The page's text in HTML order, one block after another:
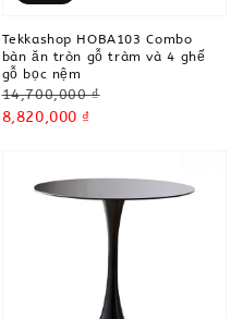
Tekkashop HOBA103 Combo
bàn ăn tròn gỗ tràm và 4 ghế
gỗ bọc nệm
Regular
price
14,700,000 ₫
Sale
8,820,000 ₫